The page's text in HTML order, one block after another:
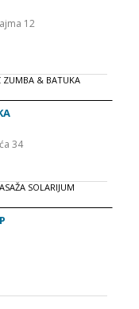
12
ZUMBA & BATUKA
34
SOLARIJUM